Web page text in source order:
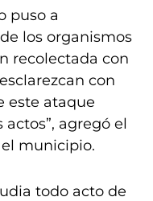
puso a
los organismos
recolectada con
con
este ataque
agregó el
municipio.
todo acto de